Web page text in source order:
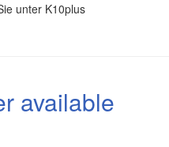
unter K10plus
available